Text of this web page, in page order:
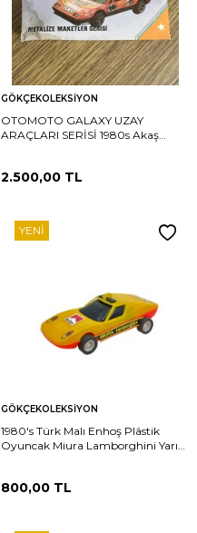
GÖKÇEKOLEKSIYON
OTOMOTO GALAXY UZAY
ARAÇLARI SERİSİ 1980s Akaş
2.500,00 TL
YENI
GÖKÇEKOLEKSIYON
1980's Türk Malı Enhoş Plâstik
Oyuncak Miura Lamborghini Yarış
800,00 TL